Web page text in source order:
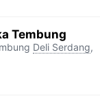
Tembung
Deli Serdang,